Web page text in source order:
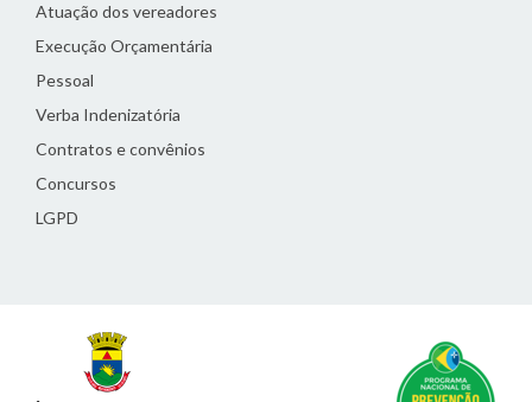
Atuação dos vereadores
Execução Orçamentária
Pessoal
Verba Indenizatória
Contratos e convênios
Concursos
LGPD